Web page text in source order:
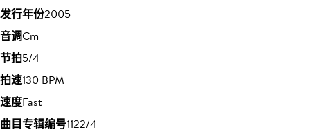
发行年份2005
音调Cm
节拍5/4
拍速130 BPM
速度Fast
曲目专辑编号1122/4